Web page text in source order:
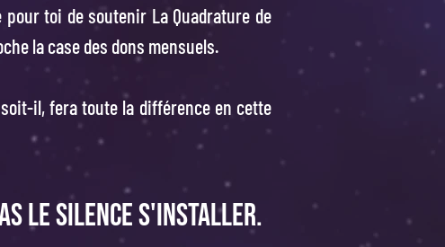
pour toi de soutenir La Quadrature de
la case des dons mensuels.
il, fera toute la différence en cette
le silence s'installer.